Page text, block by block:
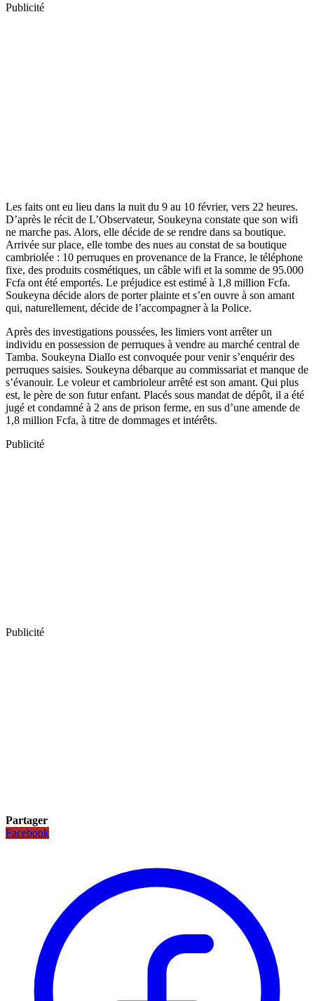
Publicité
Les faits ont eu lieu dans la nuit du 9 au 10 février, vers 22 heures.
D’après le récit de L’Observateur, Soukeyna constate que son wifi
ne marche pas. Alors, elle décide de se rendre dans sa boutique.
Arrivée sur place, elle tombe des nues au constat de sa boutique
cambriolée : 10 perruques en provenance de la France, le téléphone
fixe, des produits cosmétiques, un câble wifi et la somme de 95.000
Fcfa ont été emportés. Le préjudice est estimé à 1,8 million Fcfa.
Soukeyna décide alors de porter plainte et s’en ouvre à son amant
qui, naturellement, décide de l’accompagner à la Police.
Après des investigations poussées, les limiers vont arrêter un
individu en possession de perruques à vendre au marché central de
Tamba. Soukeyna Diallo est convoquée pour venir s’enquérir des
perruques saisies. Soukeyna débarque au commissariat et manque de
s’évanouir. Le voleur et cambrioleur arrêté est son amant. Qui plus
est, le père de son futur enfant. Placés sous mandat de dépôt, il a été
jugé et condamné à 2 ans de prison ferme, en sus d’une amende de
1,8 million Fcfa, à titre de dommages et intérêts.
Publicité
Publicité
Partager
Facebook